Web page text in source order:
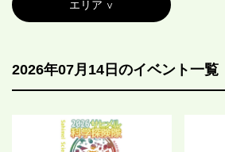
エリア
2026年07月14日のイベント一覧